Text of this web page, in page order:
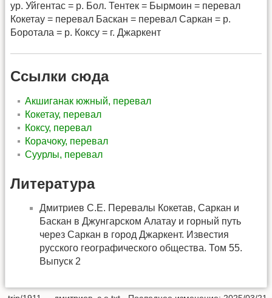
ур. Уйгентас = р. Бол. Тентек = Бырмоин = перевал
Кокетау = перевал Баскан = перевал Саркан = р.
Боротала = р. Коксу = г. Джаркент
Ссылки сюда
Акшиганак южный, перевал
Кокетау, перевал
Коксу, перевал
Корачоку, перевал
Суурлы, перевал
Литература
Дмитриев С.Е. Перевалы Кокетав, Саркан и
Баскан в Джунгарском Алатау и горный путь
через Саркан в город Джаркент. Известия
русского географического общества. Том 55.
Выпуск 2